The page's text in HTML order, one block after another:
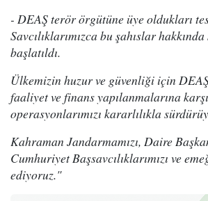
- DEAŞ terör örgütüne üye oldukları
Savcılıklarımızca bu şahıslar
başlatıldı.
Ülkemizin huzur ve güvenliği için
faaliyet ve finans yapılanmalarına karşı
operasyonlarımızı kararlılıkla
Kahraman Jandarmamızı, Daire
Cumhuriyet Başsavcılıklarımızı ve
ediyoruz."